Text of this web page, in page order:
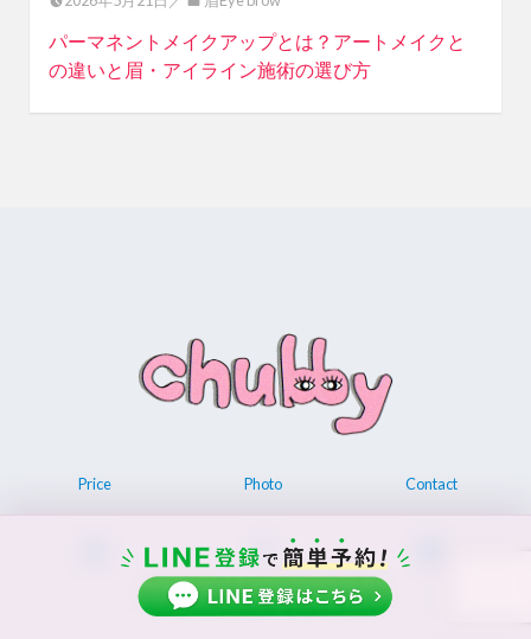
パーマネントメイクアップとは？アートメイクと
の違いと眉・アイライン施術の選び方
Price Photo Contact
© 2026 Permanent make up chubby.